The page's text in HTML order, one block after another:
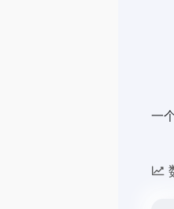
一